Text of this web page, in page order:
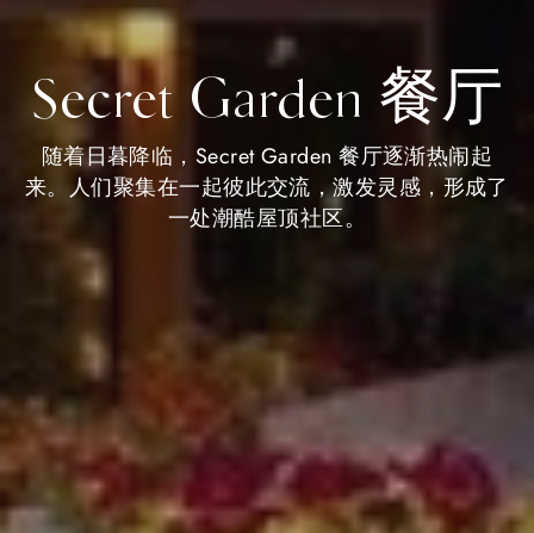
Secret Garden 餐厅
随着日暮降临，Secret Garden 餐厅逐渐热闹起
来。人们聚集在一起彼此交流，激发灵感，形成了
一处潮酷屋顶社区。